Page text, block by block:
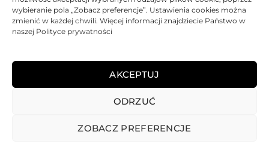
wybieranie pola „Zobacz preferencje”. Ustawienia cookies można
zmienić w każdej chwili. Więcej informacji znajdziecie Państwo w
naszej Polityce prywatności
AKCEPTUJ
ODRZUĆ
ZOBACZ PREFERENCJE
PRODUKTY POWIĄZANE
KOSZTY DOSTAWY